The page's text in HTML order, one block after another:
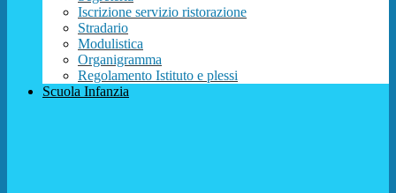
Iscrizione servizio ristorazione
Stradario
Modulistica
Organigramma
Regolamento Istituto e plessi
Scuola Infanzia